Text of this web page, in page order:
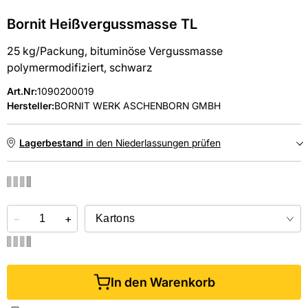
Bornit Heißvergussmasse TL
25 kg/Packung, bituminöse Vergussmasse
polymermodifiziert, schwarz
Art.Nr:1090200019
Hersteller:BORNIT WERK ASCHENBORN GMBH
Lagerbestand in den Niederlassungen prüfen
Online kaufen &kostenlos
− +
In den Warenkorb